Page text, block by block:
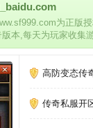
为正版
本,每天为玩家收集
高防变态传
传奇私服开